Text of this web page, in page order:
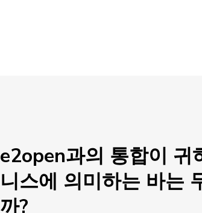
e2open과의 통합이 귀
니스에 의미하는 바는
까?